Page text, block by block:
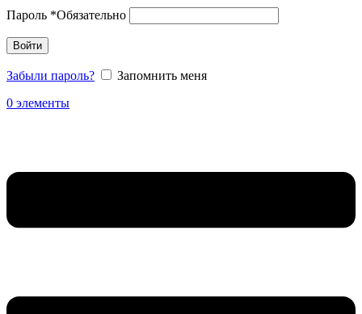
Пароль *Обязательно
Войти
Забыли пароль?
Запомнить меня
0 элементы